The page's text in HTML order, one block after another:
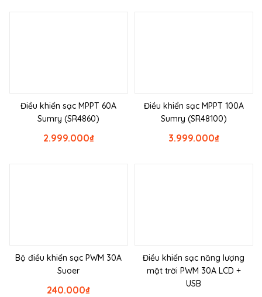
Điều khiển sạc MPPT 60A
Sumry (SR4860)
₫
2.999.000
Điều khiển sạc MPPT 100A
Sumry (SR48100)
₫
3.999.000
Bộ điều khiển sạc PWM 30A
Suoer
₫
240.000
Điều khiển sạc năng lượng
mặt trời PWM 30A LCD +
USB